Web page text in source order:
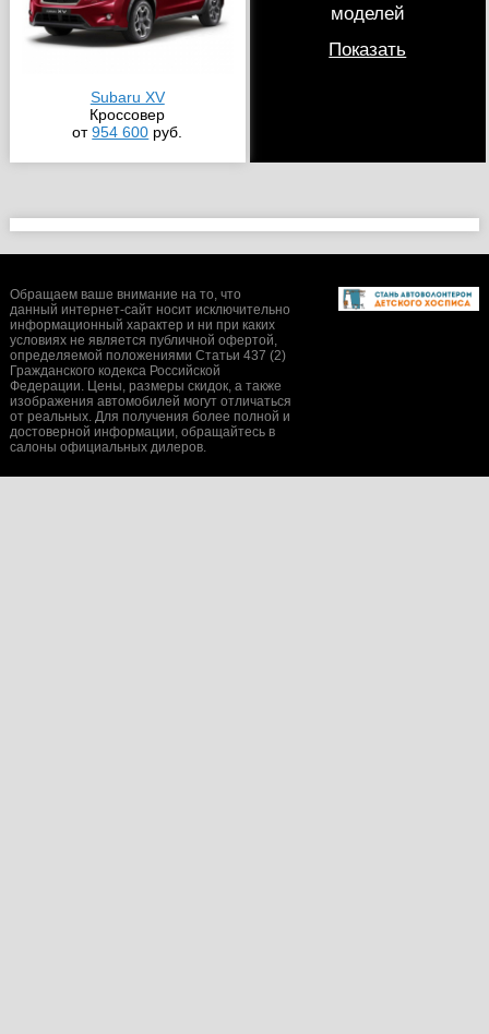
Subaru XV
Кроссовер
от954 600 руб.
моделей
Показать
Обращаем ваше внимание на то, что
данный интернет-сайт носит исключительно
информационный характер и ни при каких
условиях не является публичной офертой,
определяемой положениями Статьи 437 (2)
Гражданского кодекса Российской
Федерации. Цены, размеры скидок, а также
изображения автомобилей могут отличаться
от реальных. Для получения более полной и
достоверной информации, обращайтесь в
салоны официальных дилеров.